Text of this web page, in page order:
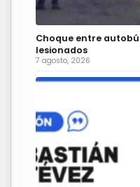
Choque entre
lesionados
7 agosto, 2026